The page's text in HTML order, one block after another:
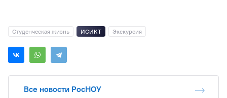
Студенческая жизнь ИСИКТ Экскурсия
Все новости РосНОУ